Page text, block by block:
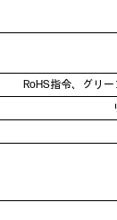
RoHS指令、グリ